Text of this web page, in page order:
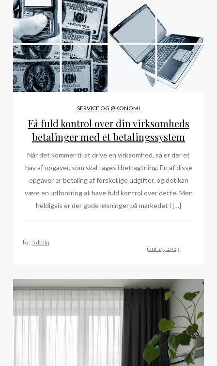
SERVICE OG ØKONOMI
Få fuld kontrol over din virksomheds
betalinger med et betalingssystem
Når det kommer til at drive en virksomhed, så er der et
hav af opgaver, som skal tages i betragtning. En af disse
opgaver er betaling af forskellige udgifter, og det kan
være en udfordring at have fuld kontrol over dette. Men
heldigvis er der gode løsninger på markedet i […]
by: Admin